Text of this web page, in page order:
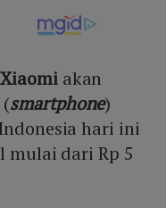
Xiaomiakan
smartphone)
hari ini
mulai dari Rp 5